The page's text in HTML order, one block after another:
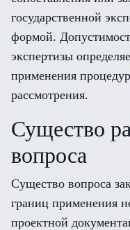
государственной
формой.
экспертизы
применения
рассмотрения.
Существо
вопроса
Существо вопроса
границ применения
проектной